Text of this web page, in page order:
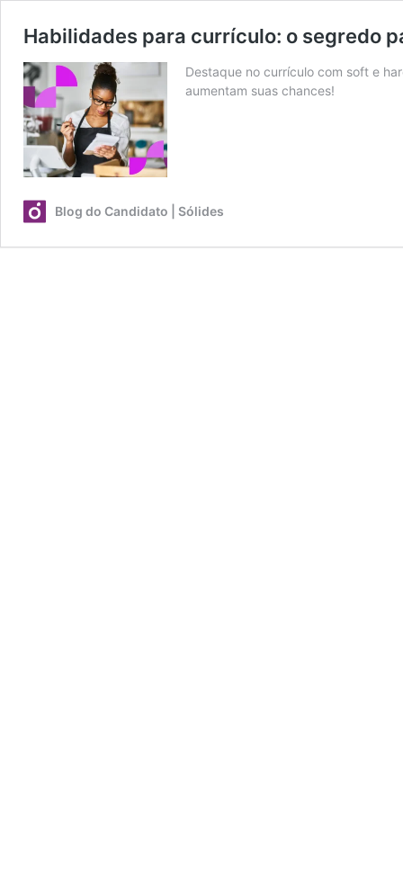
Habilidades para currículo: o segredo
Destaque no currículo com soft e
aumentam suas chances!
Blog do Candidato | Sólides